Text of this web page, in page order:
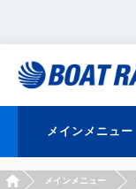
メインメニュー
HOMEメインメニュー